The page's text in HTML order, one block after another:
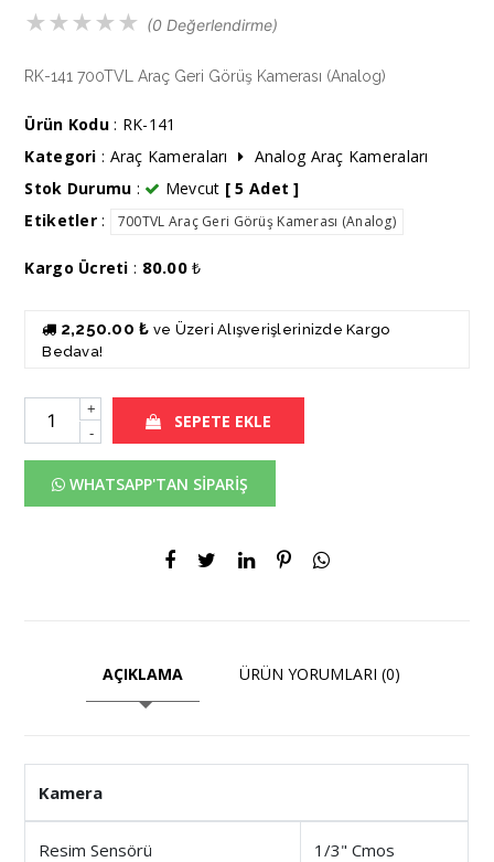
★ ★ ★ ★ ★ (0 Değerlendirme)
RK-141 700TVL Araç Geri Görüş Kamerası (Analog)
Ürün Kodu: RK-141
Kategori : Araç Kameraları
Analog Araç Kameraları
Stok Durumu : Mevcut [ 5 Adet ]
Etiketler: 700TVL Araç Geri Görüş Kamerası (Analog)
Kargo Ücreti : 80.00 ₺
2,250.00 ₺ ve Üzeri Alışverişlerinizde Kargo
Bedava!
+
-
SEPETE EKLE
WHATSAPP'TAN SİPARİŞ
AÇIKLAMA ÜRÜN YORUMLARI (0)
Kamera
Resim Sensörü 1/3" Cmos